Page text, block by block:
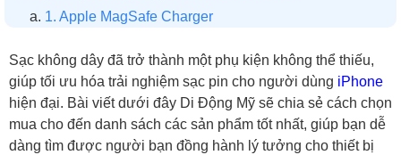
1. Apple MagSafe Charger
3. Đế sạc Belkin BoostCharge Pro 3-in-1
4. Sạc không dây Aukey LC-MC311
5. Đế sạc Anker không dây Cube Magsafe 3 in 1
Tiêu chí chọn mua sạc không dây cho iPhone
Sạc không dây đã trở thành một phụ kiện không thể thiếu,
giúp tối ưu hóa trải nghiệm sạc pin cho người dùng iPhone
hiện đại. Bài viết dưới đây Di Động Mỹ sẽ chia sẻ cách chọn
mua cho đến danh sách các sản phẩm tốt nhất, giúp bạn dễ
dàng tìm được người bạn đồng hành lý tưởng cho thiết bị